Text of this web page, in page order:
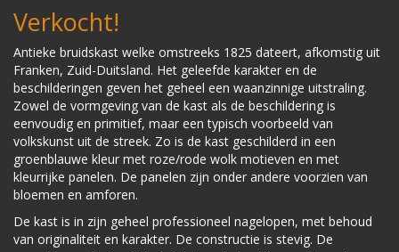
Verkocht!
Antieke bruidskast welke omstreeks 1825 dateert, afkomstig uit
Franken, Zuid-Duitsland. Het geleefde karakter en de
beschilderingen geven het geheel een waanzinnige uitstraling.
Zowel de vormgeving van de kast als de beschildering is
eenvoudig en primitief, maar een typisch voorbeeld van
volkskunst uit de streek. Zo is de kast geschilderd in een
groenblauwe kleur met roze/rode wolk motieven en met
kleurrijke panelen. De panelen zijn onder andere voorzien van
bloemen en amforen.
De kast is in zijn geheel professioneel nagelopen, met behoud
van originaliteit en karakter. De constructie is stevig. De